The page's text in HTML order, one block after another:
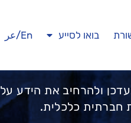
בואו לסייע En/عر
ולהרחיב את הידע על
חברתית כלכלית.